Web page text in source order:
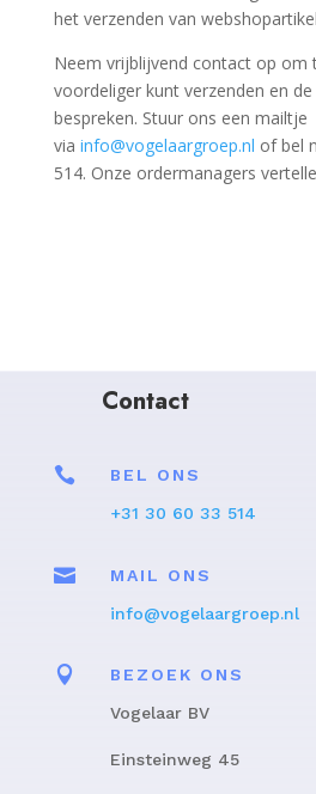
het verzenden van
Neem vrijblijvend contact op om
voordeliger kunt verzenden en
bespreken. Stuur ons een mailtje
via info@vogelaargroep.nl of bel
514. Onze ordermanagers
Contact

BEL ONS
+31 30 60 33 514

MAIL ONS
info@vogelaargroep.nl

BEZOEK ONS
Vogelaar BV
Einsteinweg 45